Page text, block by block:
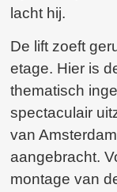
lacht hij.
De lift zoeft
etage. Hier is
thematisch
spectaculair
van
aangebracht.
montage van